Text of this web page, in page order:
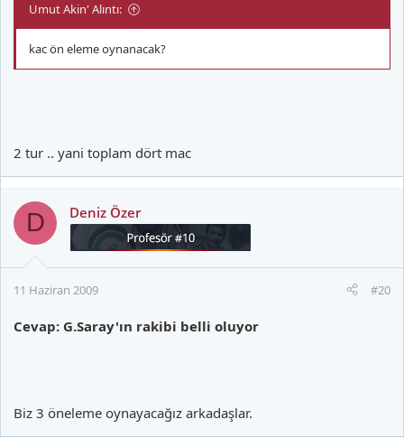
Umut Akin' Alıntı:
kac ön eleme oynanacak?
2 tur .. yani toplam dört mac
D Deniz Özer
11 Haziran 2009 #20
Cevap: G.Saray'ın rakibi belli oluyor
Biz 3 öneleme oynayacağız arkadaşlar.